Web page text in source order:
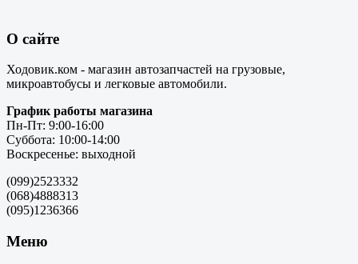
О сайте
Ходовик.ком - магазин автозапчастей на грузовые,
микроавтобусы и легковые автомобили.
График работы магазина
Пн-Пт: 9:00-16:00
Суббота: 10:00-14:00
Воскресенье: выходной
(099)2523332
(068)4888313
(095)1236366
Меню